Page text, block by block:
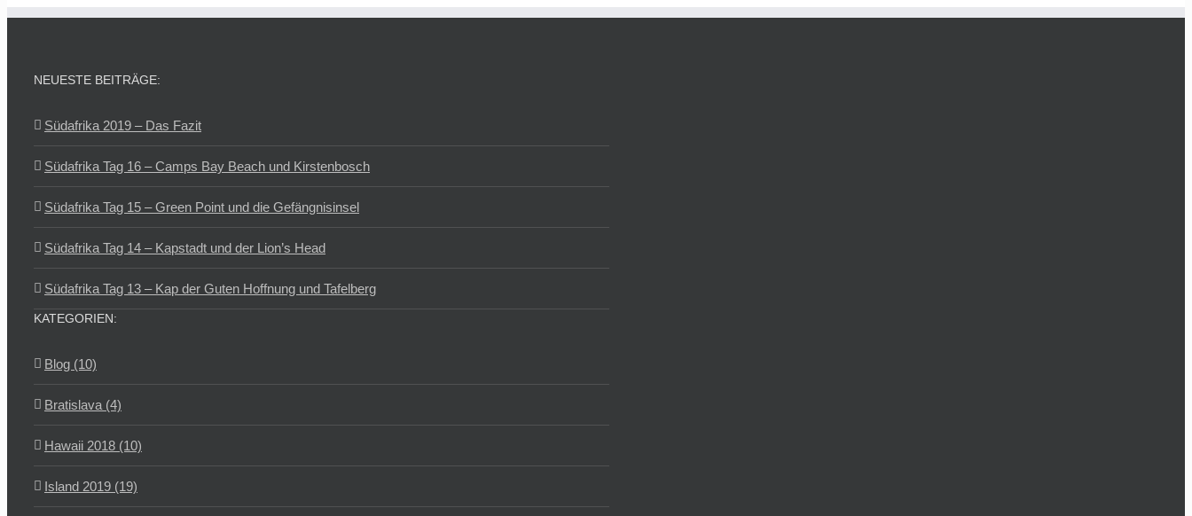
NEUESTE BEITRÄGE:
Südafrika 2019 – Das Fazit
Südafrika Tag 16 – Camps Bay Beach und Kirstenbosch
Südafrika Tag 15 – Green Point und die Gefängnisinsel
Südafrika Tag 14 – Kapstadt und der Lion’s Head
Südafrika Tag 13 – Kap der Guten Hoffnung und Tafelberg
KATEGORIEN:
Blog (10)
Bratislava (4)
Hawaii 2018 (10)
Island 2019 (19)